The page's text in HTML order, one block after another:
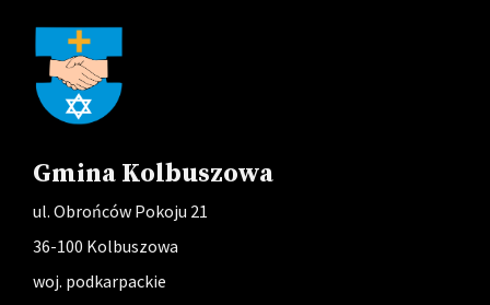
Gmina Kolbuszowa
ul. Obrońców Pokoju 21
36-100 Kolbuszowa
woj. podkarpackie